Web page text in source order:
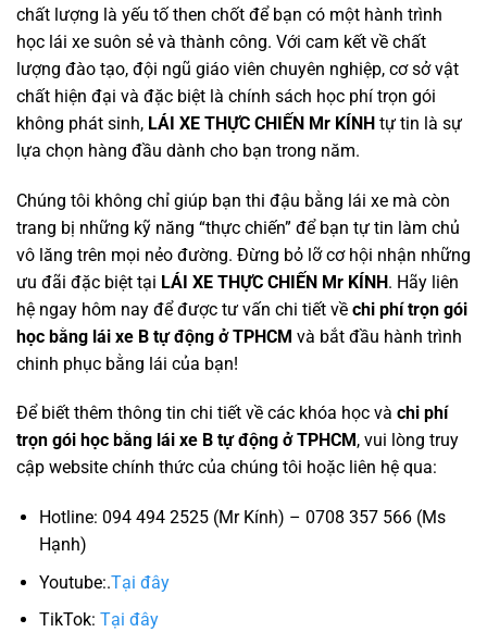
chất lượng là yếu tố then chốt để bạn có một hành trình
học lái xe suôn sẻ và thành công. Với cam kết về chất
lượng đào tạo, đội ngũ giáo viên chuyên nghiệp, cơ sở vật
chất hiện đại và đặc biệt là chính sách học phí trọn gói
không phát sinh, LÁI XE THỰC CHIẾN Mr KÍNH tự tin là sự
lựa chọn hàng đầu dành cho bạn trong năm.
Chúng tôi không chỉ giúp bạn thi đậu bằng lái xe mà còn
trang bị những kỹ năng “thực chiến” để bạn tự tin làm chủ
vô lăng trên mọi nẻo đường. Đừng bỏ lỡ cơ hội nhận những
ưu đãi đặc biệt tại LÁI XE THỰC CHIẾN Mr KÍNH. Hãy liên
hệ ngay hôm nay để được tư vấn chi tiết về chi phí trọn gói
học bằng lái xe B tự động ở TPHCM và bắt đầu hành trình
chinh phục bằng lái của bạn!
Để biết thêm thông tin chi tiết về các khóa học và chi phí
trọn gói học bằng lái xe B tự động ở TPHCM , vui lòng truy
cập website chính thức của chúng tôi hoặc liên hệ qua:
Hotline: 094 494 2525 (Mr Kính) – 0708 357 566 (Ms
Hạnh)
Youtube:.Tại đây
TikTok: Tại đây